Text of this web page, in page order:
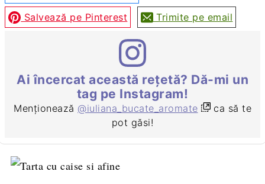
Salvează pe Pinterest Trimite pe email
Ai încercat această rețetă? Dă-mi un
tag pe Instagram!
Menționează @iuliana_bucate_aromate
ca să te
pot găsi!